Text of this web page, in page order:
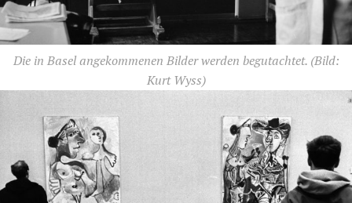
Die in Basel angekommenen Bilder werden begutachtet.(Bild:
Kurt Wyss)